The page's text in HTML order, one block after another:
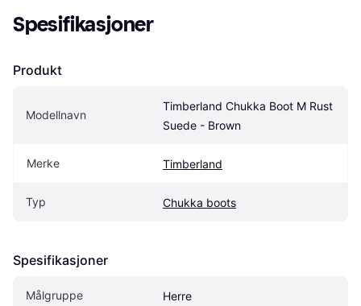
Spesifikasjoner
Produkt
Modellnavn
Timberland Chukka Boot M Rust
Suede - Brown
Merke Timberland
Typ Chukka boots
Spesifikasjoner
Målgruppe Herre